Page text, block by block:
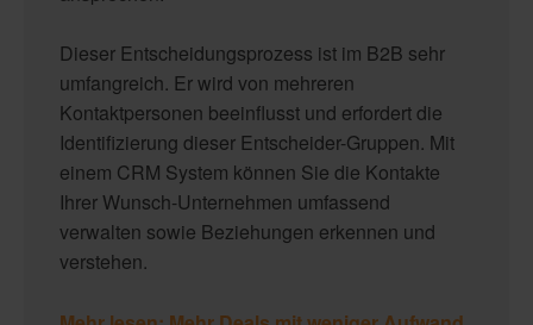
Dieser Entscheidungsprozess ist im B2B sehr
umfangreich. Er wird von mehreren
Kontaktpersonen beeinflusst und erfordert die
Identifizierung dieser Entscheider-Gruppen. Mit
einem CRM System können Sie die Kontakte
Ihrer Wunsch-Unternehmen umfassend
verwalten sowie Beziehungen erkennen und
verstehen.